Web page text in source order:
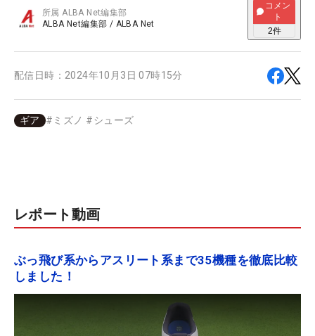
所属ALBA Net編集部
ALBA Net編集部 / ALBA Net
コメン
ト
2件
配信日時： 2024年10月3日 07時15分
ギア # ミズノ # シューズ
レポート動画
ぶっ飛び系からアスリート系まで35機種を徹底比較
しました！